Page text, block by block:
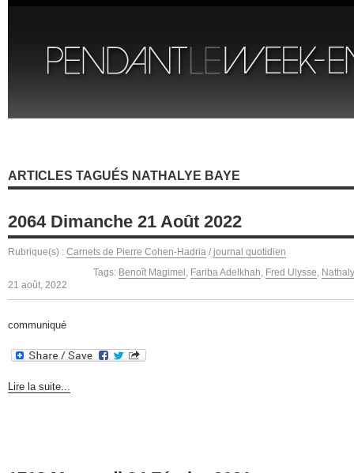
ARTICLES TAGUÉS NATHALYE BAYE
2064 Dimanche 21 Août 2022
Rubrique(s) : Carnets de Pierre Cohen-Hadria / journal quotidien
Tags: Benoît Magimel , Fariba Adelkhah, Fred Ulysse,
21 août, 2022
communiqué
Lire la suite...